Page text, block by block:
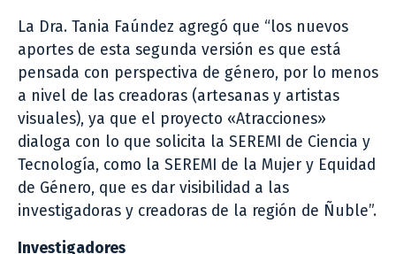
La Dra. Tania Faúndez agregó que “los nuevos
aportes de esta segunda versión es que está
pensada con perspectiva de género, por lo menos
a nivel de las creadoras (artesanas y artistas
visuales), ya que el proyecto «Atracciones»
dialoga con lo que solicita la SEREMI de Ciencia y
Tecnología, como la SEREMI de la Mujer y Equidad
de Género, que es dar visibilidad a las
investigadoras y creadoras de la región de Ñuble”.
Investigadores